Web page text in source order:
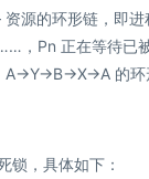
源的环形链，即
，Pn 正在等待已
A→Y→B→X→A 的环
锁，具体如下：